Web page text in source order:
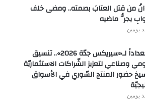
من قتل العتابَ بصمته.. ومضى خلف
يجرُّ ماضيه
يومين
استعداداً لـ«سيريكس جدّة 2026».. تنسيق
وصناعي لتعزيز الشّراكات الاستثماريّة
حضور المنتج السّوري في الأسواق
يومين